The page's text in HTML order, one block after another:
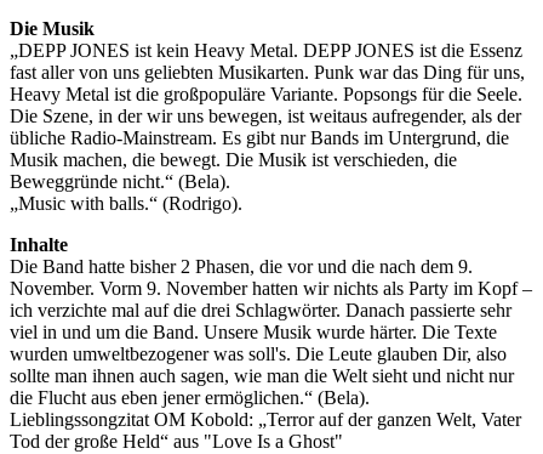
Die Musik
„DEPP JONES ist kein Heavy Metal. DEPP JONES ist die Essenz
fast aller von uns geliebten Musikarten. Punk war das Ding für uns,
Heavy Metal ist die großpopuläre Variante. Popsongs für die Seele.
Die Szene, in der wir uns bewegen, ist weitaus aufregender, als der
übliche Radio-Mainstream. Es gibt nur Bands im Untergrund, die
Musik machen, die bewegt. Die Musik ist verschieden, die
Beweggründe nicht.“ (Bela).
„Music with balls.“ (Rodrigo).
Inhalte
Die Band hatte bisher 2 Phasen, die vor und die nach dem 9.
November. Vorm 9. November hatten wir nichts als Party im Kopf –
ich verzichte mal auf die drei Schlagwörter. Danach passierte sehr
viel in und um die Band. Unsere Musik wurde härter. Die Texte
wurden umweltbezogener was soll's. Die Leute glauben Dir, also
sollte man ihnen auch sagen, wie man die Welt sieht und nicht nur
die Flucht aus eben jener ermöglichen.“ (Bela).
Lieblingssongzitat OM Kobold: „Terror auf der ganzen Welt, Vater
Tod der große Held“ aus "Love Is a Ghost"